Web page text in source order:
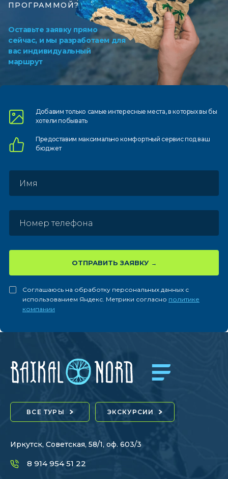
ПРОГРАММОЙ?
Оставьте заявку прямо
сейчас, и мы разработаем для
вас индивидуальный
маршрут
Добавим только самыеинтересные места, в которыхвы бы
хотели побывать
Предоставим максимально комфортныйсервис под ваш
бюджет
ОТПРАВИТЬ ЗАЯВКУ
Соглашаюсь на обработку персональных данных с
использованием Яндекс. Метрики согласно политике
компании
ВСЕ ТУРЫ ЭКСКУРСИИ
Иркутск, Советская, 58/1, оф. 603/3
8 914 954 51 22